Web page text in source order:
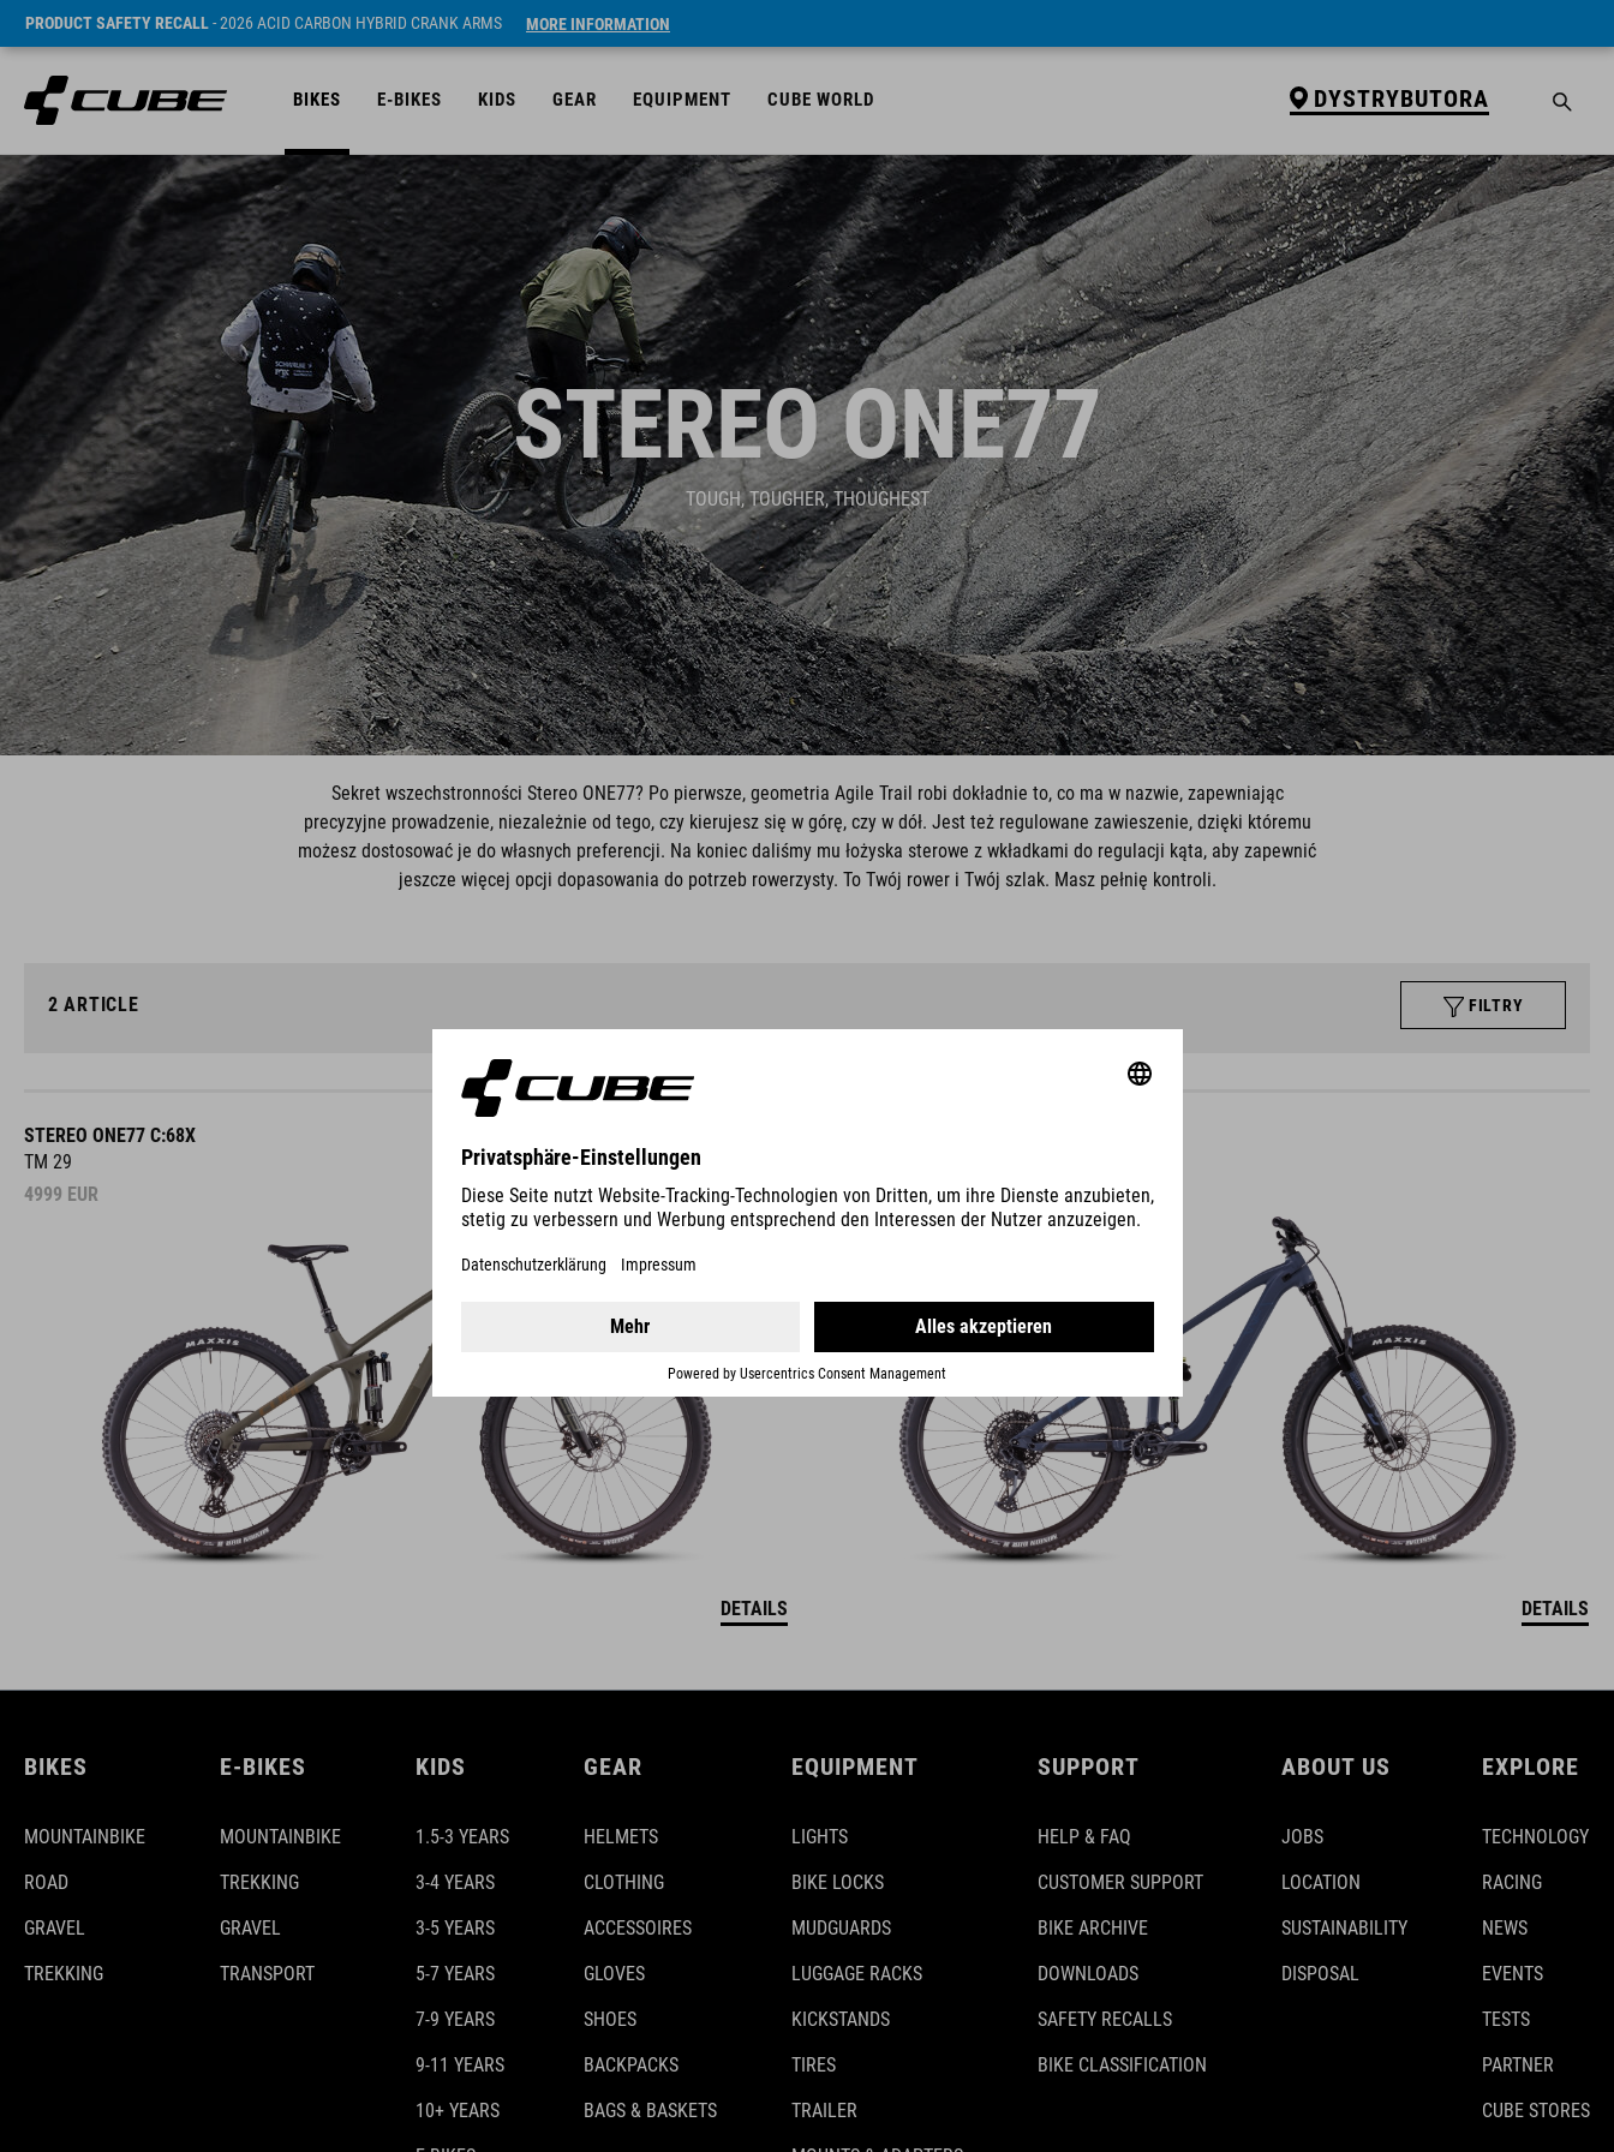
PRODUCT SAFETY RECALL- 2026 ACID CARBON HYBRID CRANK ARMS MORE INFORMATION
BIKES E-BIKES KIDS GEAR EQUIPMENT CUBE WORLD DYSTRYBUTORA
STEREO ONE77
TOUGH, TOUGHER, THOUGHEST
Sekret wszechstronności Stereo ONE77? Po pierwsze, geometria Agile Trail robi dokładnie to, co ma w nazwie, zapewniając
precyzyjne prowadzenie, niezależnie od tego, czy kierujesz się w górę, czy w dół. Jest też regulowane zawieszenie, dzięki któremu
możesz dostosować je do własnych preferencji. Na koniec daliśmy mu łożyska sterowe z wkładkami do regulacji kąta, aby zapewnić
jeszcze więcej opcji dopasowania do potrzeb rowerzysty. To Twój rower i Twój szlak. Masz pełnię kontroli.
2 ARTICLE FILTRY
STEREO ONE77 C:68X
TM 29
4999 EUR
DETAILS
2799EUR
DETAILS
BIKES
MOUNTAINBIKE
ROAD
GRAVEL
TREKKING
E-BIKES
MOUNTAINBIKE
TREKKING
GRAVEL
TRANSPORT
KIDS
1.5-3 YEARS
3-4 YEARS
3-5 YEARS
5-7 YEARS
7-9 YEARS
9-11 YEARS
10+ YEARS
GEAR
HELMETS
CLOTHING
ACCESSOIRES
GLOVES
SHOES
BACKPACKS
BAGS & BASKETS
EQUIPMENT
LIGHTS
BIKE LOCKS
MUDGUARDS
LUGGAGE RACKS
KICKSTANDS
TIRES
TRAILER
SUPPORT
HELP & FAQ
CUSTOMER SUPPORT
BIKE ARCHIVE
DOWNLOADS
SAFETY RECALLS
BIKE CLASSIFICATION
ABOUT US
JOBS
LOCATION
SUSTAINABILITY
DISPOSAL
EXPLORE
TECHNOLOGY
RACING
NEWS
EVENTS
TESTS
PARTNER
CUBE STORES